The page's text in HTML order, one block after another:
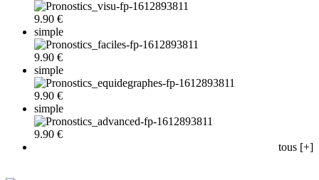
9.90 €
simple
9.90 €
simple
9.90 €
simple
9.90 €
tous [+]